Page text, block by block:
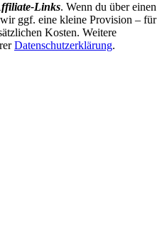
Links. Wenn du über einen
ggf. eine kleine Provision – für
Kosten. Weitere
Datenschutzerklärung.